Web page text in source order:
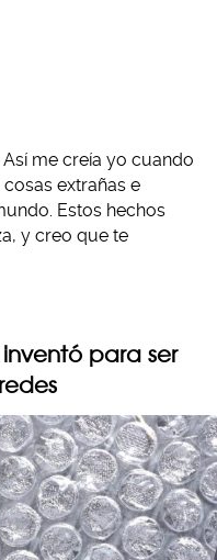
me creía yo cuando
extrañas e
Estos hechos
y creo que te
para ser